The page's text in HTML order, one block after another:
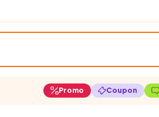
Promo Coupon